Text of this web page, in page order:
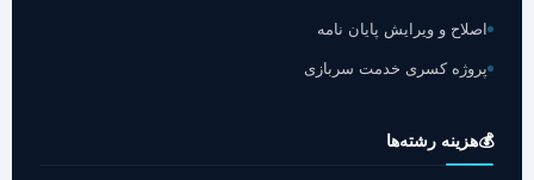
اصلاح و ویرایش پایان نامه
پروژه کسری خدمت سربازی
💰هزینه رشته‌ها